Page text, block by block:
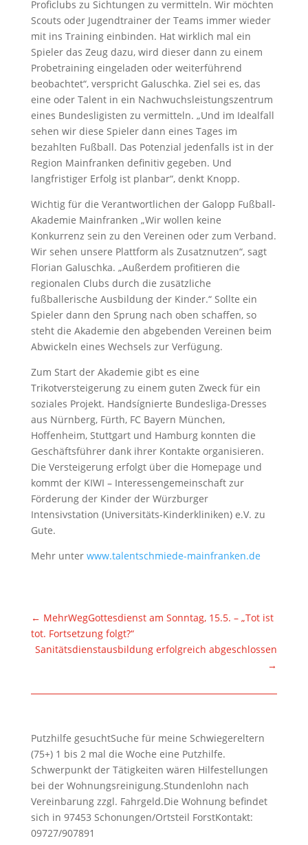
Proficlubs zu Sichtungen zu vermitteln. Wir möchten
Scouts oder Jugendtrainer der Teams immer wieder
mit ins Training einbinden. Hat wirklich mal ein
Spieler das Zeug dazu, wird dieser dann zu einem
Probetraining eingeladen oder weiterführend
beobachtet“, verspricht Galuschka. Ziel sei es, das
eine oder Talent in ein Nachwuchsleistungszentrum
eines Bundesligisten zu vermitteln. „Und im Idealfall
sehen wir diese Spieler dann eines Tages im
bezahlten Fußball. Das Potenzial jedenfalls ist in der
Region Mainfranken definitiv gegeben. Und
langfristiger Erfolg ist planbar“, denkt Knopp.
Wichtig für die Verantwortlichen der Galopp Fußball-
Akademie Mainfranken „Wir wollen keine
Konkurrenz sein zu den Vereinen oder zum Verband.
Wir sehen unsere Plattform als Zusatznutzen“, sagt
Florian Galuschka. „Außerdem profitieren die
regionalen Clubs durch die zusätzliche
fußballerische Ausbildung der Kinder.“ Sollte ein
Spieler dann den Sprung nach oben schaffen, so
steht die Akademie den abgebenden Vereinen beim
Abwickeln eines Wechsels zur Verfügung.
Zum Start der Akademie gibt es eine
Trikotversteigerung zu einem guten Zweck für ein
soziales Projekt. Handsígnierte Bundesliga-Dresses
aus Nürnberg, Fürth, FC Bayern München,
Hoffenheim, Stuttgart und Hamburg konnten die
Geschäftsführer dank ihrer Kontakte organisieren.
Die Versteigerung erfolgt über die Homepage und
kommt der KIWI – Interessengemeinschaft zur
Förderung der Kinder der Würzburger
Intensivstation (Universitäts-Kinderkliniken) e.V. zu
Gute.
Mehr unter www.talentschmiede-mainfranken.de
← MehrWegGottesdienst am Sonntag, 15.5. – „Tot ist
tot. Fortsetzung folgt?“
Sanitätsdienstausbildung erfolgreich abgeschlossen
→
Putzhilfe gesuchtSuche für meine Schwiegereltern
(75+) 1 bis 2 mal die Woche eine Putzhilfe.
Schwerpunkt der Tätigkeiten wären Hilfestellungen
bei der Wohnungsreinigung.Stundenlohn nach
Vereinbarung zzgl. Fahrgeld.Die Wohnung befindet
sich in 97453 Schonungen/Ortsteil ForstKontakt:
09727/907891